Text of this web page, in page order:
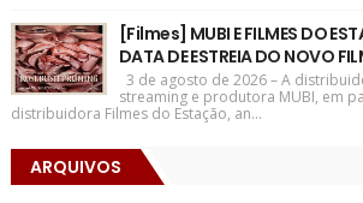
[Filmes] MUBI E FILMES DO
DATA DE ESTREIA DO NOVO
3 de agosto de 2026 – A
streaming e produtora MUBI, em
distribuidora Filmes do Estação, an...
ARQUIVOS